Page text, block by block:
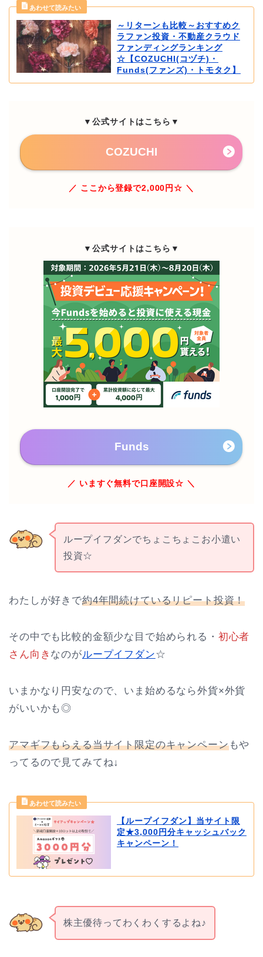
～リターンも比較～おすすめク
ラファン投資・不動産クラウド
ファンディングランキング
☆【COZUCHI(コヅチ)・
Funds(ファンズ)・トモタク】
▼公式サイトはこちら▼
COZUCHI
／ ここから登録で2,000円☆ ＼
▼公式サイトはこちら▼
Funds
／ いますぐ無料で口座開設☆ ＼
ループイフダンでちょこちょこお小遣い
投資☆
わたしが好きで約4年間続けているリピート投資！
その中でも比較的金額少な目で始められる・ 初心者
さん向き なのがループイフダン☆
いまかなり円安なので、いま始めるなら外貨×外貨
がいいかも◎
アマギフもらえる当サイト限定のキャンペーンもや
ってるので見てみてね↓
【ループイフダン】当サイト限
定★3,000円分キャッシュバック
キャンペーン！
株主優待ってわくわくするよね♪